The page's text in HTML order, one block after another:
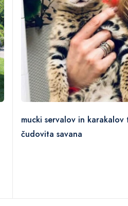
mucki servalov in karakalov
čudovita savana